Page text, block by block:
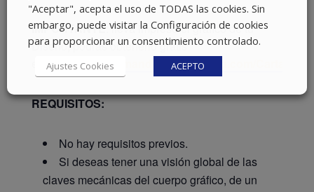
IMPORTANTE: lleva impreso el gráfico de tu
Diseño, podrás obtenerlo gratis
http://www.humandesignhispania.com/Cartas
REQUISITOS:
No hay requisitos previos.
Si deseas tener una visión global de las
claves mecánicas del cuerpo gráfico, de un
"Aceptar", acepta el uso de TODAS las cookies. Sin
embargo, puede visitar la Configuración de cookies
para proporcionar un consentimiento controlado.
Ajustes Cookies ACEPTO